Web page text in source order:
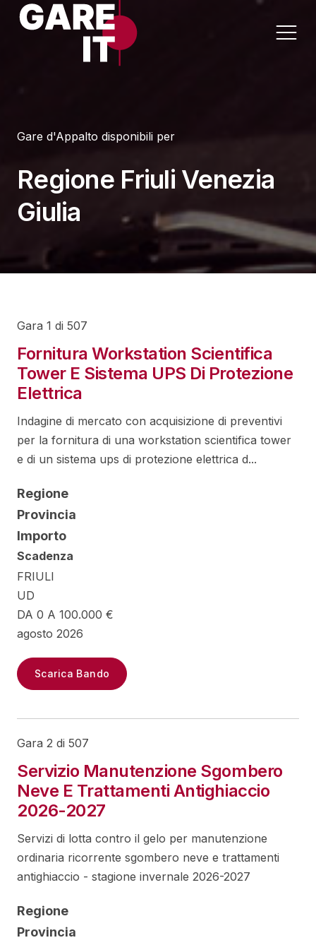
Lavori
Servizi
Forniture
Progettazioni
Appalti per Regione
Gare d'Appalto disponibili per
Regione Friuli Venezia
Giulia
Gara 1 di 507
Fornitura Workstation Scientifica
Tower E Sistema UPS Di Protezione
Elettrica
Indagine di mercato con acquisizione di preventivi
per la fornitura di una workstation scientifica tower
e di un sistema ups di protezione elettrica d...
Regione
Provincia
Importo
Scadenza
FRIULI
UD
DA 0 A 100.000 €
agosto 2026
Scarica Bando
Gara 2 di 507
Servizio Manutenzione Sgombero
Neve E Trattamenti Antighiaccio
2026-2027
Servizi di lotta contro il gelo per manutenzione
ordinaria ricorrente sgombero neve e trattamenti
antighiaccio - stagione invernale 2026-2027
Regione
Provincia